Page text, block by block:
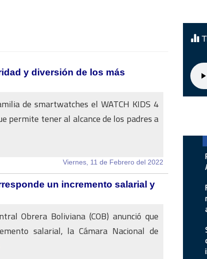
y diversión de los más
de smartwatches el WATCH KIDS 4
permite tener al alcance de los padres a
Viernes, 11 de Febrero del 2022
un incremento salarial y
Obrera Boliviana (COB) anunció que
salarial, la Cámara Nacional de